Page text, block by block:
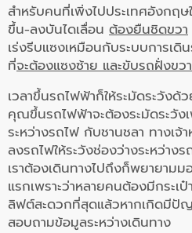
สำหรับคนที่เพิ่งไปประเทศอังกฤษ
ขึ้น-ลงบันไดเลื่อน ต้องยืนชิดขวา
เร่งรีบแซงเหมือนกับระบบการเดิ
ที่จะต้องแซงซ้าย และขับรถฝั่งขวา
เวลาขึ้นรถไฟฟ้าก็ให้ระมัดระวังด้
คุณขึ้นรถไฟฟ้าจะต้องระมัดระวังเ
ระหว่างรถไฟ กับชานชลา ทางเจ้
ลงรถไฟให้ระวังช่องว่างระหว่า
เราต้องเดินทางไปถึงก็พยายาม
แรกเพราะว่าหลายคนต้องมีกระเ
ลิฟต์สะดวกที่สุดแล้วหากเกิดมีปั
สอบถามข้อมูลระหว่างเดินทาง